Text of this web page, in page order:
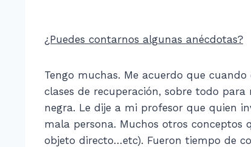
¿Puedes contarnos algunas anécdotas?
Tengo muchas. Me acuerdo que
clases de recuperación, sobre todo
negra. Le dije a mi profesor que quien
mala persona. Muchos otros conceptos
objeto directo…etc). Fueron tiempo de